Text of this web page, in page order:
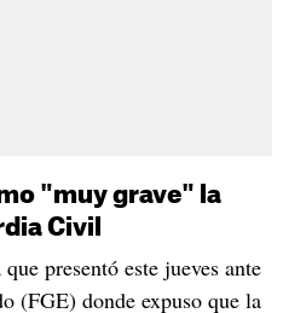
"muy grave" la
Civil
presentó este jueves ante
(FGE) donde expuso que la